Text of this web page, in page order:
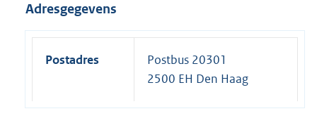
Adresgegevens
Postadres
Postbus 20301
2500 EH Den Haag